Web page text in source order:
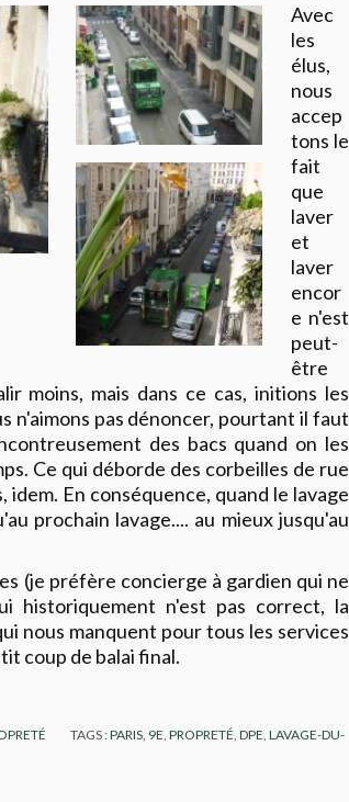
Avec
les
élus,
nous
accep
tons le
fait
que
laver
et
laver
encor
e n'est
peut-
être
moins, mais dans ce cas, initions les
n'aimons pas dénoncer, pourtant il faut
des bacs quand on les
Ce qui déborde des corbeilles de rue
En conséquence, quand le lavage
prochain lavage.... au mieux jusqu'au
(je préfère concierge à gardien qui ne
historiquement n'est pas correct, la
nous manquent pour tous les services
coup de balai final.
TAGS :PARIS 9E ,PROPRETÉ ,DPE ,LAVAGE-DU-